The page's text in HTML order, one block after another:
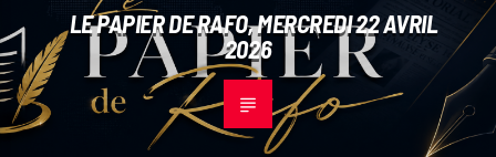
LE PAPIER DE RAFO, MERCREDI 22 AVRIL
2026